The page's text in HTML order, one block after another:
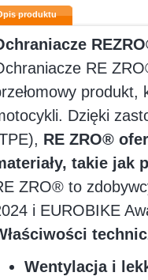
produktu
RE
Dzięki
RE ZRO®
takie jak
ZRO® to
i EUROBIKE
Wentylacja i